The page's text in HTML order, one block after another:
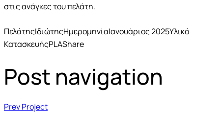
στις ανάγκες του πελάτη.
ΠελάτηςΙδιώτηςΗμερομηνίαΙανουάριος 2025Υλικό
ΚατασκευήςPLAShare
Post navigation
Prev Project